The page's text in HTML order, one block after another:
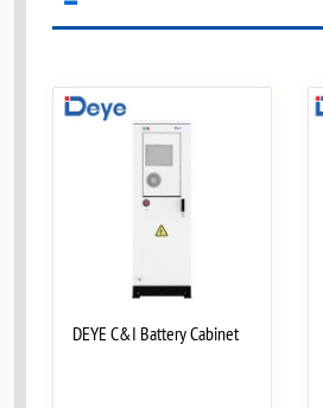
DEYE C&I Battery Cabinet